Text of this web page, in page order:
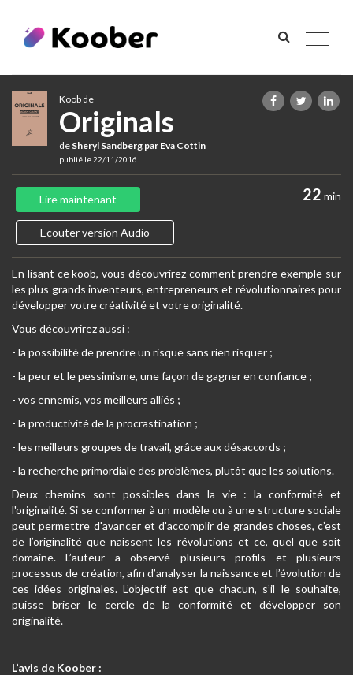
Toggle
Koob de
Originals
de Sheryl Sandberg par Eva Cottin
publié le 22/11/2016
22 min
Lire maintenant
Ecouter version Audio
En lisant ce koob, vous découvrirez comment prendre exemple sur
les plus grands inventeurs, entrepreneurs et révolutionnaires pour
développer votre créativité et votre originalité.
Vous découvrirez aussi :
- la possibilité de prendre un risque sans rien risquer ;
- la peur et le pessimisme, une façon de gagner en confiance ;
- vos ennemis, vos meilleurs alliés ;
- la productivité de la procrastination ;
- les meilleurs groupes de travail, grâce aux désaccords ;
- la recherche primordiale des problèmes, plutôt que les solutions.
Deux chemins sont possibles dans la vie : la conformité et
l'originalité. Si se conformer à un modèle ou à une structure sociale
peut permettre d'avancer et d'accomplir de grandes choses, c’est
de l’originalité que naissent les révolutions et ce, quel que soit
domaine.L’auteur a observé plusieurs profils et plusieurs
processus de création, afin d’analyser la naissance et l’évolution de
ces idées originales. L’objectif est que chacun, s’il le souhaite,
puisse briser le cercle de la conformité et développer son
originalité.
L’avis de Koober :